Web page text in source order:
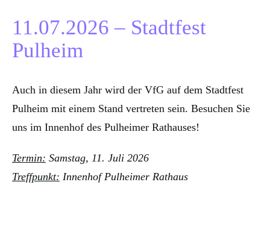
11.07.2026 – Stadtfest
Pulheim
Auch in diesem Jahr wird der VfG auf dem Stadtfest
Pulheim mit einem Stand vertreten sein. Besuchen Sie
uns im Innenhof des Pulheimer Rathauses!
Termin: Samstag, 11. Juli 2026
Treffpunkt: Innenhof Pulheimer Rathaus